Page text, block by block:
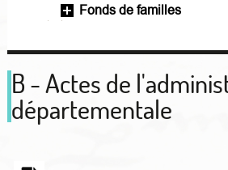
Fonds de familles
B - Actes de
départementale